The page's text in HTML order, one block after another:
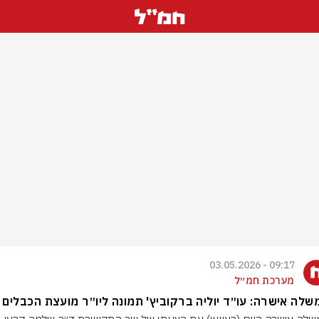
09:17 - 03.05.2026
מערכת חמ״ל
אישרה: עו״ד יוליה ברקוביץ' תמונה ליו״ר מועצת הכבלים